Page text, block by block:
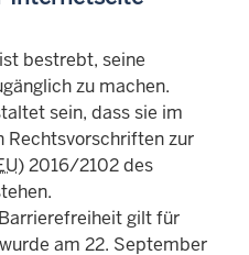
bestrebt, seine
zu machen.
sein, dass sie im
Rechtsvorschriften zur
) 2016/2102 des
gilt für
am 22. September